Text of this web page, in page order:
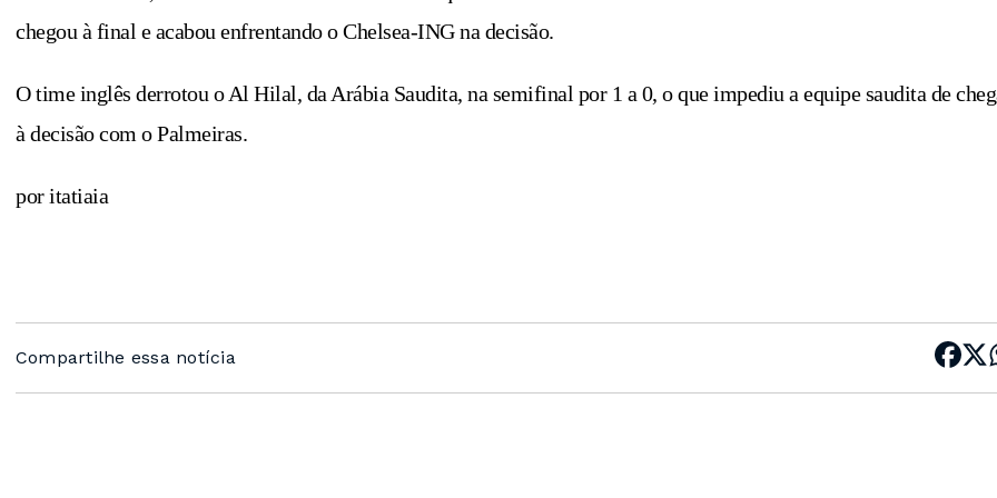
chegou à final e acabou enfrentando o Chelsea-ING na decisão.
O time inglês derrotou o Al Hilal, da Arábia Saudita, na semifinal por 1 a 0, o que impediu a equipe saudita de
à decisão com o Palmeiras.
por itatiaia
Compartilhe essa notícia